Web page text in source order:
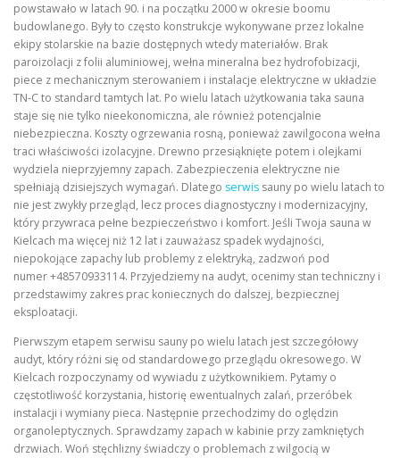
powstawało w latach 90. i na początku 2000 w okresie boomu
budowlanego. Były to często konstrukcje wykonywane przez lokalne
ekipy stolarskie na bazie dostępnych wtedy materiałów. Brak
paroizolacji z folii aluminiowej, wełna mineralna bez hydrofobizacji,
piece z mechanicznym sterowaniem i instalacje elektryczne w układzie
TN-C to standard tamtych lat. Po wielu latach użytkowania taka sauna
staje się nie tylko nieekonomiczna, ale również potencjalnie
niebezpieczna. Koszty ogrzewania rosną, ponieważ zawilgocona wełna
traci właściwości izolacyjne. Drewno przesiąknięte potem i olejkami
wydziela nieprzyjemny zapach. Zabezpieczenia elektryczne nie
spełniają dzisiejszych wymagań. Dlatego serwis sauny po wielu latach to
nie jest zwykły przegląd, lecz proces diagnostyczny i modernizacyjny,
który przywraca pełne bezpieczeństwo i komfort. Jeśli Twoja sauna w
Kielcach ma więcej niż 12 lat i zauważasz spadek wydajności,
niepokojące zapachy lub problemy z elektryką, zadzwoń pod
numer +48570933114. Przyjedziemy na audyt, ocenimy stan techniczny i
przedstawimy zakres prac koniecznych do dalszej, bezpiecznej
eksploatacji.
Pierwszym etapem serwisu sauny po wielu latach jest szczegółowy
audyt, który różni się od standardowego przeglądu okresowego. W
Kielcach rozpoczynamy od wywiadu z użytkownikiem. Pytamy o
częstotliwość korzystania, historię ewentualnych zalań, przeróbek
instalacji i wymiany pieca. Następnie przechodzimy do oględzin
organoleptycznych. Sprawdzamy zapach w kabinie przy zamkniętych
drzwiach. Woń stęchlizny świadczy o problemach z wilgocią w